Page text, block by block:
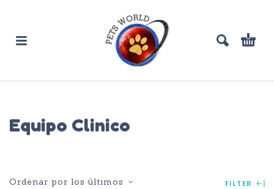
Equipo Clinico
Ordenar por los últimos FILTER